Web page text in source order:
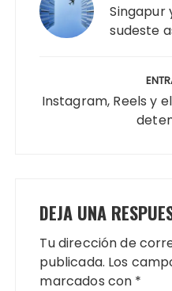
entradas
Singapur
sudeste
Instagram, Reels y
DEJA UNA
Tu dirección de
publicada. Los
marcados con *